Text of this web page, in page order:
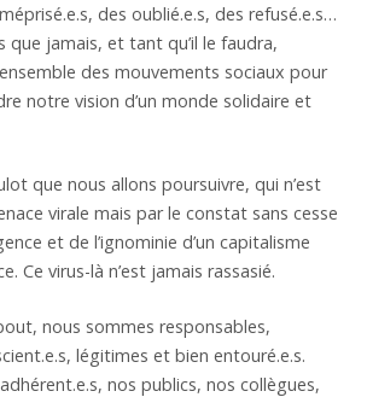
des oublié.e.s, des refusé.e.s…
que jamais, et tant qu’il le faudra,
des mouvements sociaux pour
notre vision d’un monde solidaire et
que nous allons poursuivre, qui n’est
virale mais par le constat sans cesse
et de l’ignominie d’un capitalisme
Ce virus-là n’est jamais rassasié.
nous sommes responsables,
légitimes et bien entouré.e.s.
nos publics, nos collègues,